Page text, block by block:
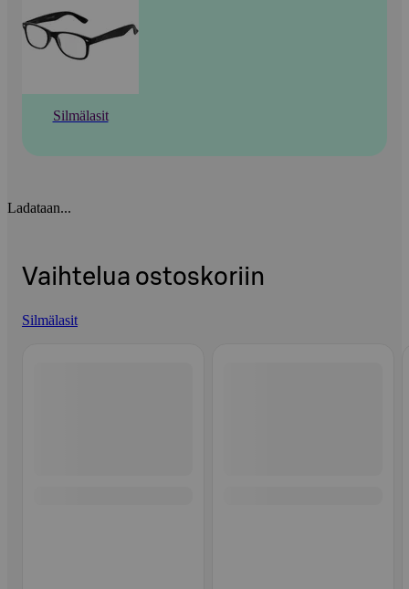
Silmälasit
Ladataan...
Vaihtelua ostoskoriin
Silmälasit